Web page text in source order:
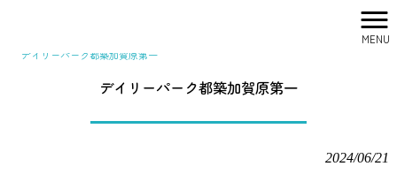
MENU
デイリーパーク都築加賀原第一
デイリーパーク都築加賀原第一
2024/06/21